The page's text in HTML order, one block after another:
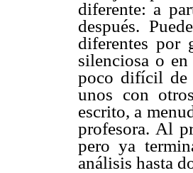
diferente: a
después.
diferentes por
silenciosa o
poco difícil de
unos con
escrito, a
profesora. Al
pero ya
análisis hasta